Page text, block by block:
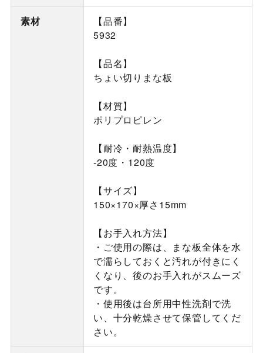
素材
【品番】
5932
【品名】
ちょい切りまな板
【材質】
ポリプロピレン
【耐冷・耐熱温度】
-20度・120度
【サイズ】
150×170×厚さ15mm
【お手入れ方法】
・ご使用の際は、まな板全体を水
で濡らしておくと汚れが付きにく
くなり、後のお手入れがスムーズ
です。
・使用後は台所用中性洗剤で洗
い、十分乾燥させて保管してくだ
さい。